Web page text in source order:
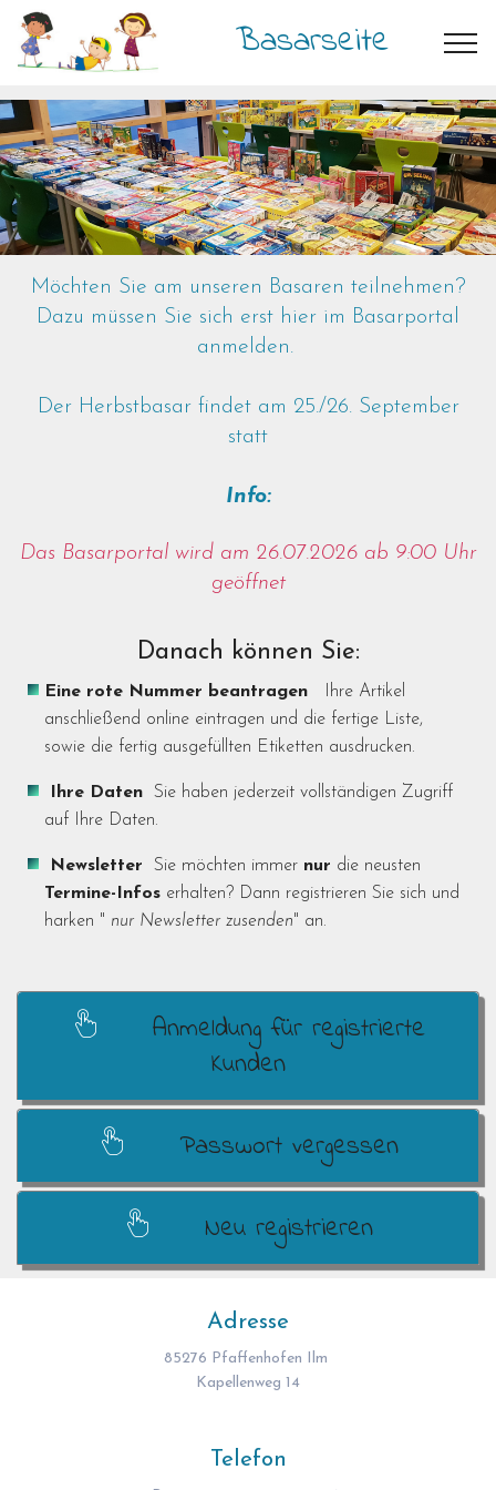
Basarseite
Möchten Sie am unseren Basaren teilnehmen?
Dazu müssen Sie sich erst hier im Basarportal
anmelden.
Der Herbstbasar findet am 25./26. September
statt
Info:
Das Basarportal wird am 26.07.2026 ab 9:00 Uhr
geöffnet
Danach können Sie:
Eine rote Nummer beantragenIhre Artikel
anschließend online eintragen und die fertige Liste,
sowie die fertig ausgefüllten Etiketten ausdrucken.
Ihre Daten Sie haben jederzeit vollständigen Zugriff
auf Ihre Daten.
Newsletter Sie möchten immernur die neusten
Termine-Infoserhalten? Dann registrieren Sie sich und
harken " nur Newsletter zusenden" an.
Anmeldung für registrierte
Kunden
Passwort vergessen
Neu registrieren
Adresse
85276 Pfaffenhofen Ilm
Kapellenweg 14
Telefon